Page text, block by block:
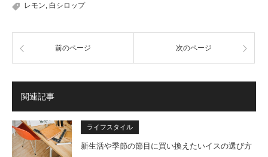
レモン 白シロップ
前のページ 次のページ
関連記事
ライフスタイル
新生活や季節の節目に買い換えたいイスの選び方